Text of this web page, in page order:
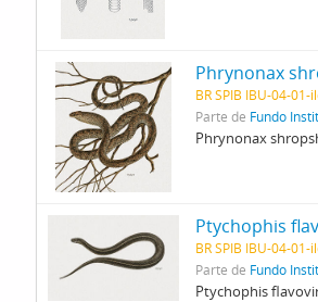
Phrynonax
BR SPIB IBU-04-
Parte de Fundo
Phrynonax
Ptychophis
BR SPIB IBU-04-
Parte de Fundo
Ptychophis